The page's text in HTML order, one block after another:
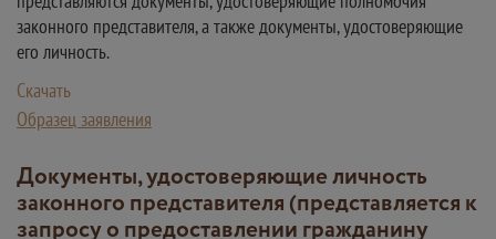
законного представителя, а также документы, удостоверяющие
его личность.
Скачать
Образец заявления
Документы, удостоверяющие личность
законного представителя (представляется к
запросу о предоставлении гражданину